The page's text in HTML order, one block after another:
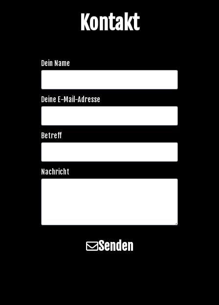
Kontakt
Dein Name
Deine E-Mail-Adresse
Betreff
Nachricht
Senden